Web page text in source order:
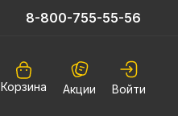
8-800-755-55-56
Корзина Акции Войти